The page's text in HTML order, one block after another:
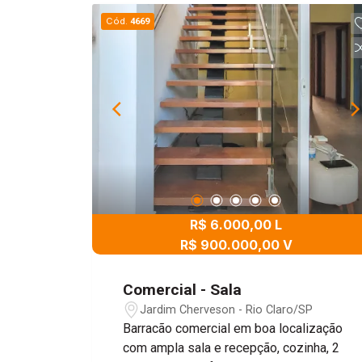
Cód. 4669
R$ 6.000,00 L
R$ 900.000,00 V
Comercial - Sala
Jardim Cherveson - Rio Claro/SP
Barracão comercial em boa localização
com ampla sala e recepção, cozinha, 2